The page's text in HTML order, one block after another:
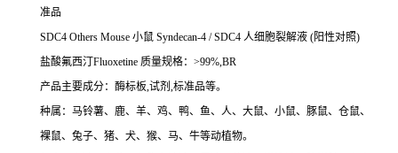
准品
SDC4 Others Mouse 小鼠 Syndecan-4 / SDC4 人细胞裂解液 (阳性对照)
盐酸氟西汀 Fluoxetine 质量规格： >99%,BR
产品主要成分：酶标板,试剂 ,标准品等。
种属：马铃薯、鹿、羊、鸡、鸭、鱼、人、大鼠、小鼠、豚鼠、仓鼠、
裸鼠、兔子、猪、犬、猴、马、牛等动植物。